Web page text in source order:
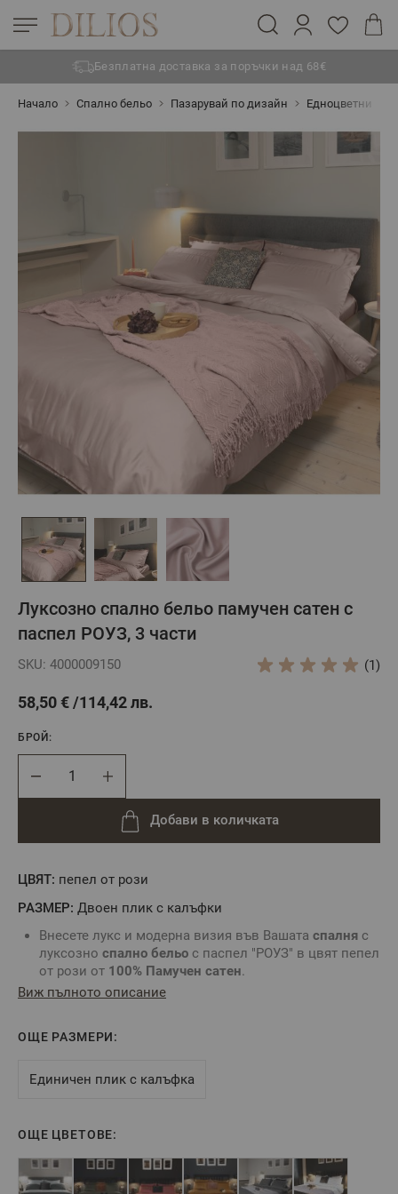
Безплатна доставка за поръчки над 68€
Начало Спално бельо Пазарувай по дизайн Едноцветни
Луксозно спално бельо памучен сатен с
паспел РОУЗ, 3 части
SKU: 4000009150 (1)
58,50 € 114,42 лв.
ЦВЯТ: пепел от рози
РАЗМЕР: Двоен плик с калъфки
Внесете лукс и модерна визия във Вашата спалня с
луксозно спално бельо с паспел "РОУЗ" в цвят пепел
от рози от 100% Памучен сатен.
Памучният сатенс гъстота 83 нишки/см² е
мека, дишаща и изключително комфортна при допир
Тъканта е с реактивно багрене - това е процес, при
избледняване цветове.
финишна обработка, която намалява намачкването
и улеснява гладенето и поддръжката след пране.
Виж пълното описание
ОЩЕ РАЗМЕРИ:
Единичен плик с калъфка
ОЩЕ ЦВЕТОВЕ:
БРОЙ:
Добави в количката